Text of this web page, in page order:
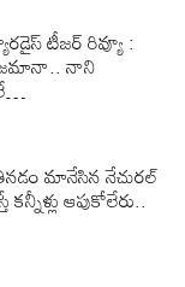
టీజర్ రివ్యూ :
జమానా.. నాని
మానేసిన నేచురల్
ఆపుకోలేరు..